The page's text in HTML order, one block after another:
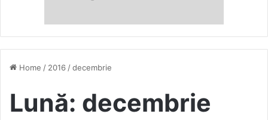
Home / 2016 /decembrie
Lună: decembrie